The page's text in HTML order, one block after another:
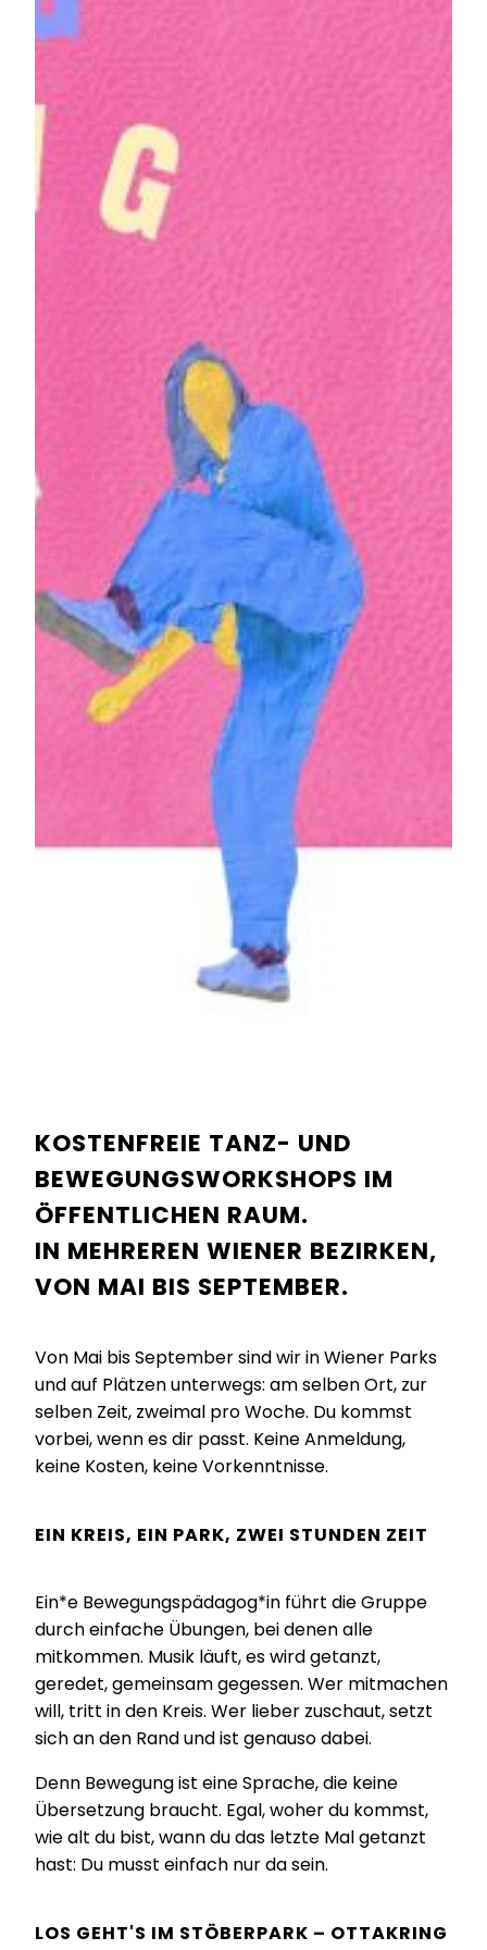
KOSTENFREIE TANZ- UND
BEWEGUNGSWORKSHOPS IM
ÖFFENTLICHEN RAUM.
IN MEHREREN WIENER BEZIRKEN,
VON MAI BIS SEPTEMBER.
Von Mai bis September sind wir in Wiener Parks
und auf Plätzen unterwegs: am selben Ort, zur
selben Zeit, zweimal pro Woche. Du kommst
vorbei, wenn es dir passt. Keine Anmeldung,
keine Kosten, keine Vorkenntnisse.
EIN KREIS, EIN PARK, ZWEI STUNDEN ZEIT
Ein*e Bewegungspädagog*in führt die Gruppe
durch einfache Übungen, bei denen alle
mitkommen. Musik läuft, es wird getanzt,
geredet, gemeinsam gegessen. Wer mitmachen
will, tritt in den Kreis. Wer lieber zuschaut, setzt
sich an den Rand und ist genauso dabei.
Denn Bewegung ist eine Sprache, die keine
Übersetzung braucht. Egal, woher du kommst,
wie alt du bist, wann du das letzte Mal getanzt
hast: Du musst einfach nur da sein.
LOS GEHT'S IM STÖBERPARK – OTTAKRING